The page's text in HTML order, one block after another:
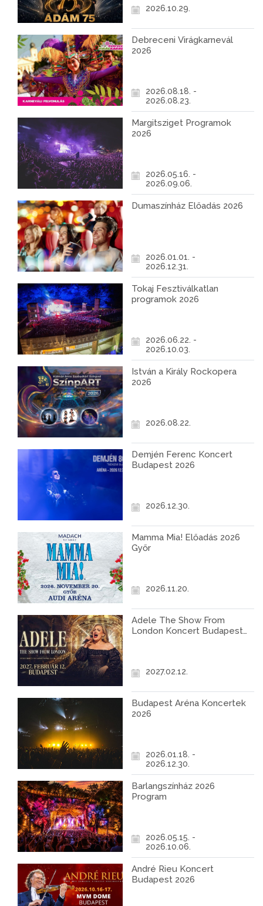
2026.10.29.
Debreceni Virágkarnevál
2026
2026.08.18. -
2026.08.23.
Margitsziget Programok
2026
2026.05.16. -
2026.09.06.
Dumaszínház Előadás 2026
2026.01.01. -
2026.12.31.
Tokaj Fesztiválkatlan
programok 2026
2026.06.22. -
2026.10.03.
István a Király Rockopera
2026
2026.08.22.
Demjén Ferenc Koncert
Budapest 2026
2026.12.30.
Mamma Mia! Előadás 2026
Győr
2026.11.20.
Adele The Show From
London Koncert Budapest
2027.02.12.
Budapest Aréna Koncertek
2026
2026.01.18. -
2026.12.30.
Barlangszínház 2026
Program
2026.05.15. -
2026.10.06.
André Rieu Koncert
Budapest 2026